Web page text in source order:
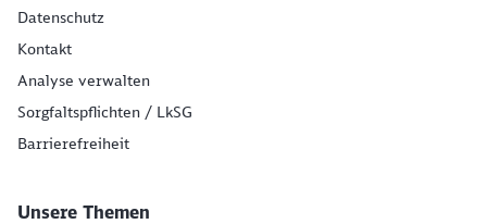
Datenschutz
Kontakt
Analyse verwalten
Sorgfaltspflichten / LkSG
Barrierefreiheit
Unsere Themen